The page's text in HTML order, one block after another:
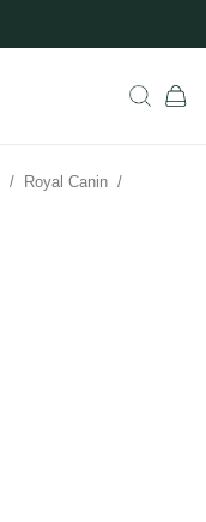
/ Royal Canin /